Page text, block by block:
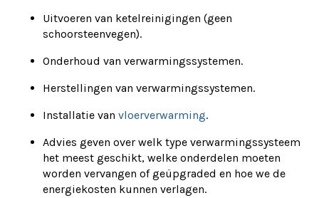
Uitvoeren van ketelreinigingen (geen
schoorsteenvegen).
Onderhoud van verwarmingssystemen.
Herstellingen van verwarmingssystemen.
Installatie van vloerverwarming.
Advies geven over welk type verwarmingssysteem
het meest geschikt, welke onderdelen moeten
worden vervangen of geüpgraded en hoe we de
energiekosten kunnen verlagen.